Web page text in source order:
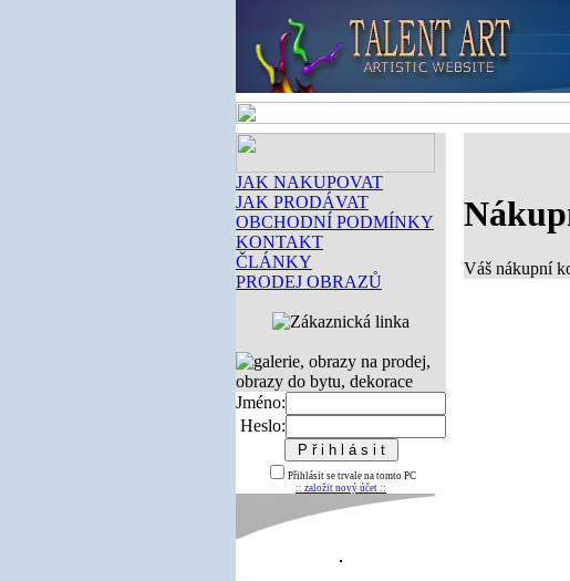
JAK NAKUPOVAT
JAK PRODÁVAT
OBCHODNÍ PODMÍNKY
KONTAKT
ČLÁNKY
PRODEJ OBRAZŮ
Jméno:
Heslo:
Přihlásit se trvale na tomto PC
:: založit nový účet ::
Váš nákupní